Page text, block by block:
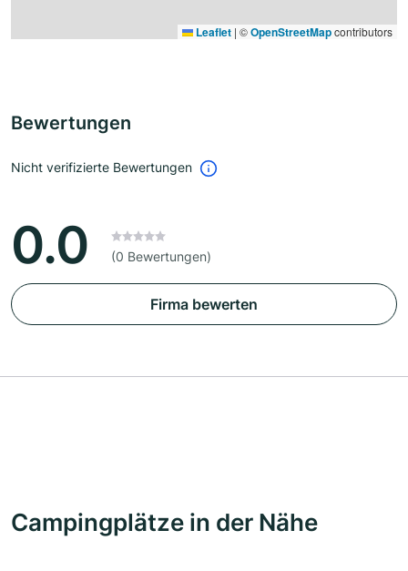
Leaflet | ©OpenStreetMapcontributors
Bewertungen
Nicht verifizierte Bewertungen
0.0 (0 Bewertungen)
Firma bewerten
Campingplätze in der Nähe